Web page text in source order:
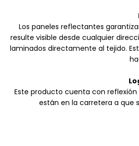
Los paneles reflectantes
resulte visible desde cualquier
laminados directamente al tejido.
Este producto cuenta con
están en la carretera a que